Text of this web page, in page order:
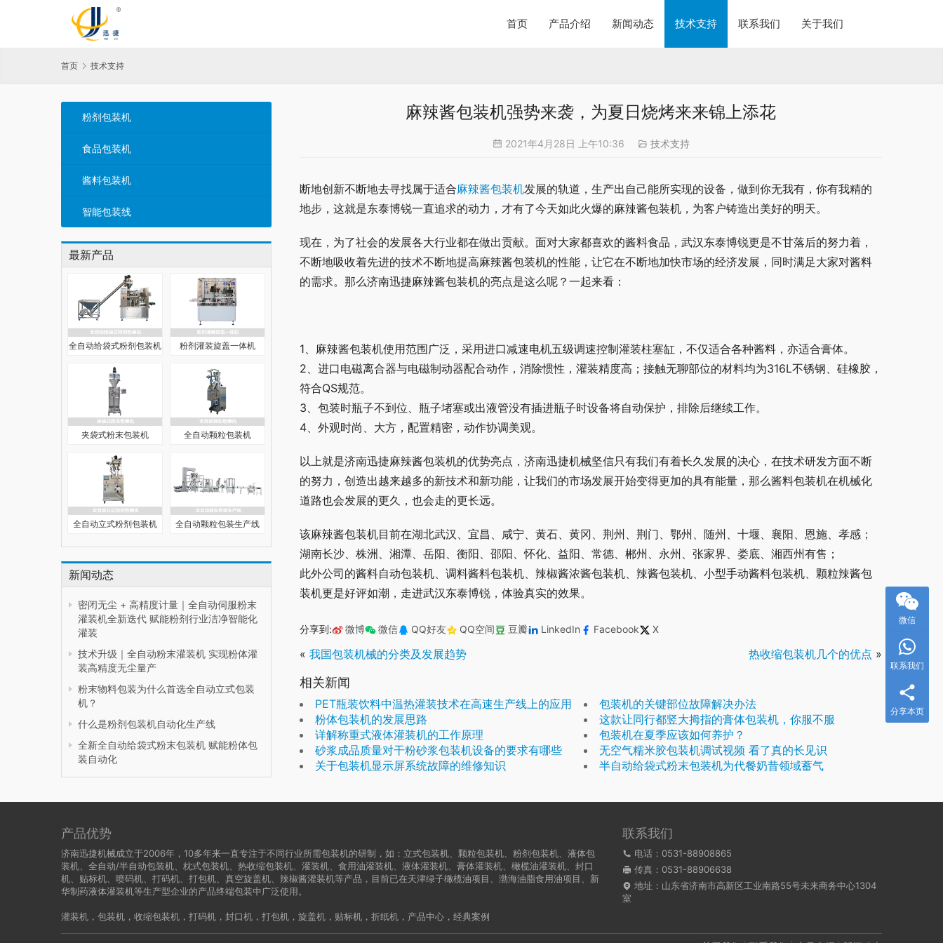
首页 产品介绍 新闻动态 技术支持 联系我们 关于我们
首页 技术支持
粉剂包装机
食品包装机
酱料包装机
智能包装线
最新产品
全自动给袋式粉剂包装机 粉剂灌装旋盖一体机
夹袋式粉末包装机 全自动颗粒包装机
全自动立式粉剂包装机 全自动颗粒包装生产线
新闻动态
密闭无尘 + 高精度计量｜全自动伺服粉末
灌装机全新迭代 赋能粉剂行业洁净智能化
灌装
技术升级｜全自动粉末灌装机 实现粉体灌
装高精度无尘量产
粉末物料包装为什么首选全自动立式包装
机？
什么是粉剂包装机自动化生产线
全新全自动给袋式粉末包装机 赋能粉体包
装自动化
麻辣酱包装机强势来袭，为夏日烧烤来来锦上添花
2021年4月28日 上午10:36 技术支持
断地创新不断地去寻找属于适合麻辣酱包装机发展的轨道，生产出自己能所实现的设备，做到你无我有，你有我精的
地步，这就是东泰博锐一直追求的动力，才有了今天如此火爆的麻辣酱包装机，为客户铸造出美好的明天。
现在，为了社会的发展各大行业都在做出贡献。面对大家都喜欢的酱料食品，武汉东泰博锐更是不甘落后的努力着，
不断地吸收着先进的技术不断地提高麻辣酱包装机的性能，让它在不断地加快市场的经济发展，同时满足大家对酱料
的需求。那么济南迅捷麻辣酱包装机的亮点是这么呢？一起来看：
1、麻辣酱包装机使用范围广泛，采用进口减速电机五级调速控制灌装柱塞缸，不仅适合各种酱料，亦适合膏体。
2、进口电磁离合器与电磁制动器配合动作，消除惯性，灌装精度高；接触无聊部位的材料均为316L不锈钢、硅橡胶，
符合QS规范。
3、包装时瓶子不到位、瓶子堵塞或出液管没有插进瓶子时设备将自动保护，排除后继续工作。
4、外观时尚、大方，配置精密，动作协调美观。
以上就是济南迅捷麻辣酱包装机的优势亮点，济南迅捷机械坚信只有我们有着长久发展的决心，在技术研发方面不断
的努力，创造出越来越多的新技术和新功能，让我们的市场发展开始变得更加的具有能量，那么酱料包装机在机械化
道路也会发展的更久，也会走的更长远。
该麻辣酱包装机目前在湖北武汉、宜昌、咸宁、黄石、黄冈、荆州、荆门、鄂州、随州、十堰、襄阳、恩施、孝感；
湖南长沙、株洲、湘潭、岳阳、衡阳、邵阳、怀化、益阳、常德、郴州、永州、张家界、娄底、湘西州有售；
此外公司的酱料自动包装机、调料酱料包装机、辣椒酱浓酱包装机、辣酱包装机、小型手动酱料包装机、颗粒辣酱包
装机更是好评如潮，走进武汉东泰博锐，体验真实的效果。
分享到: 微博 微信 QQ好友 QQ空间 豆瓣 LinkedIn Facebook X
« 我国包装机械的分类及发展趋势 热收缩包装机几个的优点 »
相关新闻
PET瓶装饮料中温热灌装技术在高速生产线上的应用
包装机的关键部位故障解决办法
粉体包装机的发展思路
这款让同行都竖大拇指的膏体包装机，你服不服
详解称重式液体灌装机的工作原理
包装机在夏季应该如何养护？
砂浆成品质量对干粉砂浆包装机设备的要求有哪些
无空气糯米胶包装机调试视频 看了真的长见识
关于包装机显示屏系统故障的维修知识
半自动给袋式粉末包装机为代餐奶昔领域蓄气
产品优势
济南迅捷机械成立于2006年，10多年来一直专注于不同行业所需包装机的研制，如：立式包装机、颗粒包装机、粉剂包装机、液体包
装机、全自动/半自动包装机、枕式包装机、热收缩包装机、灌装机、食用油灌装机、液体灌装机、膏体灌装机、橄榄油灌装机、封口
机、贴标机、喷码机、打码机、打包机、真空旋盖机、辣椒酱灌装机等产品，目前已在天津绿子橄榄油项目、渤海油脂食用油项目、新
华制药液体灌装机等生产型企业的产品终端包装中广泛使用。
灌装机 ， 包装机 ， 收缩包装机 ， 打码机 ， 封口机 ， 打包机 ， 旋盖机 ， 贴标机 ， 折纸机 ， 产品中心 ， 经典案例
联系我们
电话：0531-88908865
传真：0531-88906638
地址：山东省济南市高新区工业南路55号未来商务中心1304
室
微信
联系我们
分享本页